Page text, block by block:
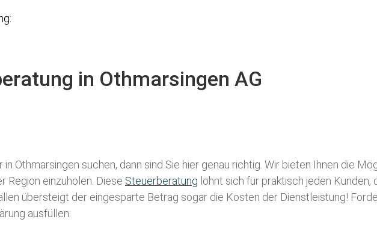
in Othmarsingen AG
Othmarsingen suchen, dann sind Sie hier genau richtig. Wir bieten Ihnen die
Region einzuholen. Diese Steuerberatung lohnt sich für praktisch jeden
übersteigt der eingesparte Betrag sogar die Kosten der Dienstleistung!
ausfüllen: